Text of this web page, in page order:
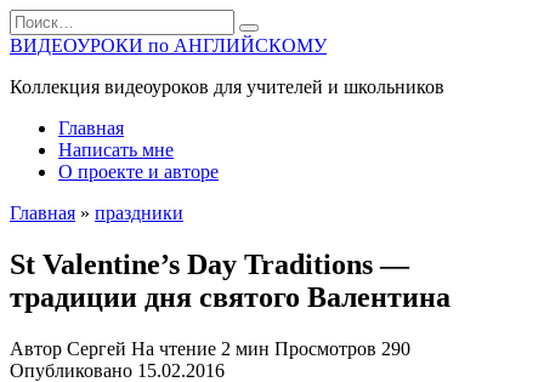
Перейти
к
содержанию
Search
for:
ВИДЕОУРОКИ по АНГЛИЙСКОМУ
Коллекция видеоуроков для учителей и школьников
Главная
Написать мне
О проекте и авторе
Главная » праздники
St Valentine’s Day Traditions —
традиции дня святого Валентина
Автор Сергей На чтение 2 мин Просмотров 290
Опубликовано 15.02.2016